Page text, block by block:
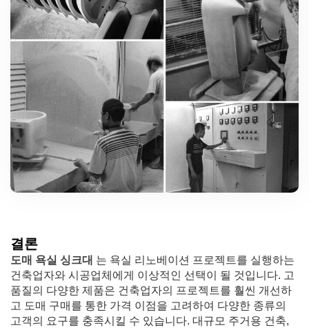
결론
도매 욕실 싱크대 는 욕실 리노베이션 프로젝트를 실행하는
건축업자와 시공업체에게 이상적인 선택이 될 것입니다. 고
품질의 다양한 제품은 건축업자의 프로젝트를 훨씬 개선하
고 도매 구매를 통한 가격 이점을 고려하여 다양한 종류의
고객의 요구를 충족시킬 수 있습니다. 대규모 주거용 건축,